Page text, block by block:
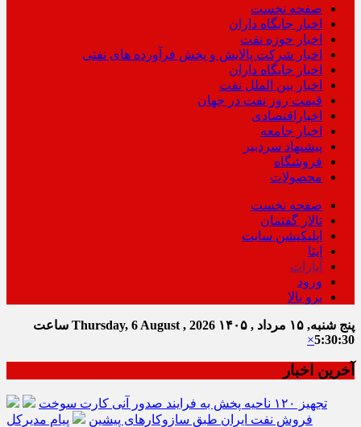
صفحه نخست
اخبار جایگاه داران
اخبار حوزه نفت
اخبار شرکت پالایش و پخش فرآورده های نفتی
اخبار جایگاه داران
اخبار بین الملل نفت
قیمت روز نفت در جهان
اخباراقتصادی
اخبار جامعه
پیشنهاد سردبیر
فروشگاه
محصولات
صفحه نخست
تالار گفتمان
اپلیکیشن سایت
ایتا
آپارات
ورود
برو بالا
پنج شنبه, ۱۵ مرداد , ۱۴۰۵ Thursday, 6 August , 2026 ساعت
5:30:30
×
آخرین اخبار
تجهیز ۱۲۰ ناحیه پخش به فرایند صدور آنی کارت سوخت
فروش نفت ایران طبق سازوکارهای پیشین
پیام مدیرکل